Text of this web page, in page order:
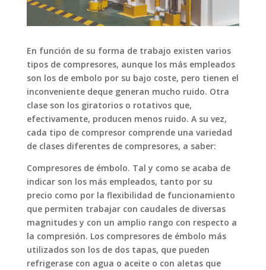
En función de su forma de trabajo existen varios
tipos de compresores, aunque los más empleados
son los de embolo por su bajo coste, pero tienen el
inconveniente deque generan mucho ruido. Otra
clase son los giratorios o rotativos que,
efectivamente, producen menos ruido. A su vez,
cada tipo de compresor comprende una variedad
de clases diferentes de compresores, a saber:
Compresores de émbolo. Tal y como se acaba de
indicar son los más empleados, tanto por su
precio como por la flexibilidad de funcionamiento
que permiten trabajar con caudales de diversas
magnitudes y con un amplio rango con respecto a
la compresión. Los compresores de émbolo más
utilizados son los de dos tapas, que pueden
refrigerase con agua o aceite o con aletas que